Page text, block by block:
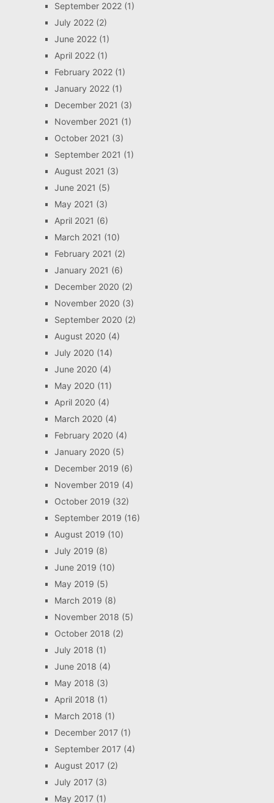
September 2022(1)
July 2022(2)
June 2022(1)
April 2022(1)
February 2022(1)
January 2022(1)
December 2021 (3)
November 2021 (1)
October 2021 (3)
September 2021 (1)
August 2021 (3)
June 2021 (5)
May 2021 (3)
April 2021 (6)
March 2021 (10)
February 2021 (2)
January 2021 (6)
December 2020 (2)
November 2020 (3)
September 2020 (2)
August 2020 (4)
July 2020 (14)
June 2020 (4)
May 2020 (11)
April 2020 (4)
March 2020 (4)
February 2020 (4)
January 2020 (5)
December 2019 (6)
November 2019 (4)
October 2019 (32)
September 2019 (16)
August 2019 (10)
July 2019 (8)
June 2019 (10)
May 2019 (5)
March 2019 (8)
November 2018 (5)
October 2018 (2)
July 2018 (1)
June 2018 (4)
May 2018 (3)
April 2018 (1)
March 2018 (1)
December 2017(1)
September 2017(4)
August 2017(2)
July 2017(3)
May 2017(1)